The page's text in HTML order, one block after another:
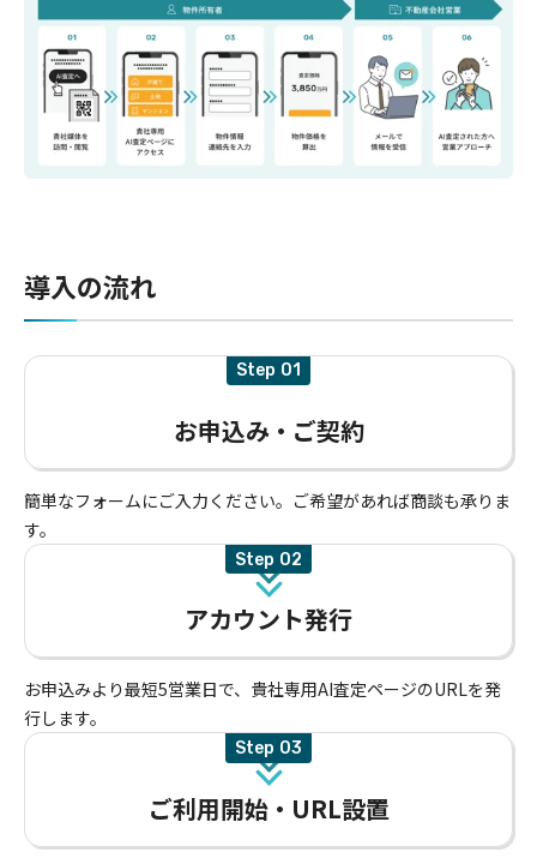
導入の流れ
Step
お申込み・ご契約
簡単なフォームにご入力ください。ご希望があれば商談も承りま
す。
Step
アカウント発行
お申込みより最短5営業日で、貴社専用AI査定ページのURLを発
行します。
Step
ご利用開始・URL設置